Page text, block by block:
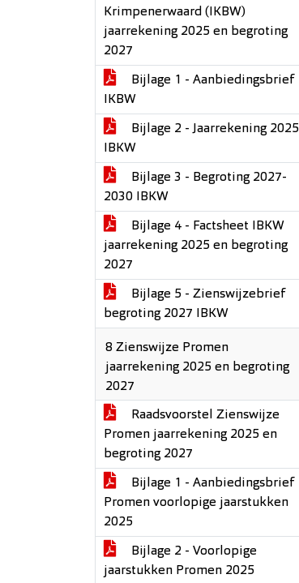
Krimpenerwaard (IKBW)
jaarrekening 2025 en begroting
2027
Bijlage 1 - Aanbiedingsbrief
IKBW
Bijlage 2 - Jaarrekening 2025
IBKW
Bijlage 3 - Begroting 2027-
2030 IBKW
Bijlage 4 - Factsheet IBKW
jaarrekening 2025 en begroting
2027
Bijlage 5 - Zienswijzebrief
begroting 2027 IBKW
8 Zienswijze Promen
jaarrekening 2025 en begroting
2027
Raadsvoorstel Zienswijze
Promen jaarrekening 2025 en
begroting 2027
Bijlage 1 - Aanbiedingsbrief
Promen voorlopige jaarstukken
2025
Bijlage 2 - Voorlopige
jaarstukken Promen 2025